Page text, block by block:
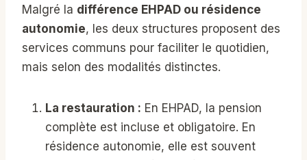
Malgré la différence EHPAD ou résidence
autonomie, les deux structures proposent des
services communs pour faciliter le quotidien,
mais selon des modalités distinctes.
La restauration : En EHPAD, la pension
complète est incluse et obligatoire. En
résidence autonomie, elle est souvent